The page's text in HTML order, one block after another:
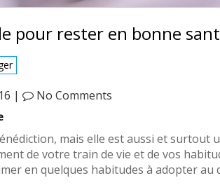
pour rester en bonne
| No Comments
mais elle est aussi et surtout
de votre train de vie et de vos
en quelques habitudes à adopter